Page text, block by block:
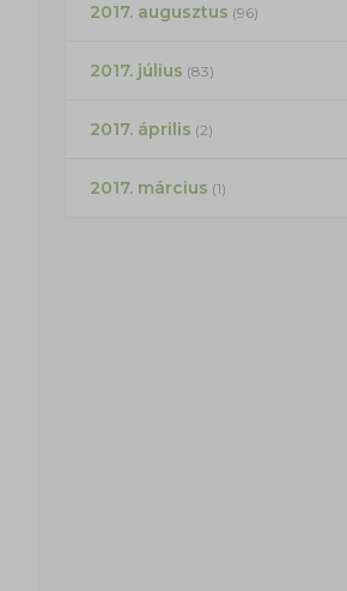
2017. augusztus (96)
2017. július (83)
2017. április (2)
2017. március (1)